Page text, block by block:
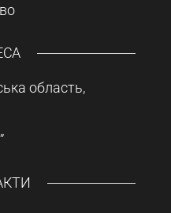
область,